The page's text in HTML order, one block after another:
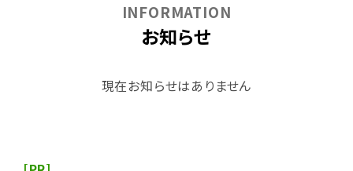
お知らせ
INFORMATION
現在お知らせはありません